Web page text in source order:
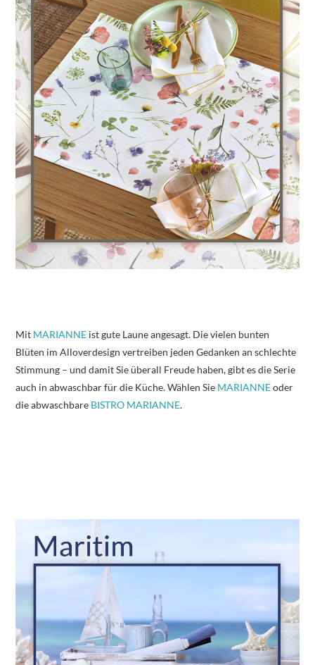
Mit MARIANNE ist gute Laune angesagt. Die vielen bunten
Blüten im Alloverdesign vertreiben jeden Gedanken an schlechte
Stimmung – und damit Sie überall Freude haben, gibt es die Serie
auch in abwaschbar für die Küche. Wählen Sie MARIANNEoder
die abwaschbare BISTRO MARIANNE.